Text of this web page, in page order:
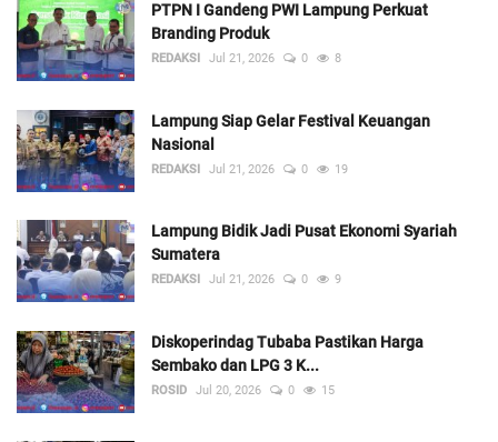
PTPN I Gandeng PWI Lampung Perkuat
Branding Produk
REDAKSI Jul 21, 2026 0 8
Lampung Siap Gelar Festival Keuangan
Nasional
REDAKSI Jul 21, 2026 0 19
Lampung Bidik Jadi Pusat Ekonomi Syariah
Sumatera
REDAKSI Jul 21, 2026 0 9
Diskoperindag Tubaba Pastikan Harga
Sembako dan LPG 3 K...
ROSID Jul 20, 2026 0 15